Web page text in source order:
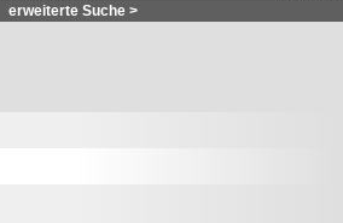
erweiterte Suche >